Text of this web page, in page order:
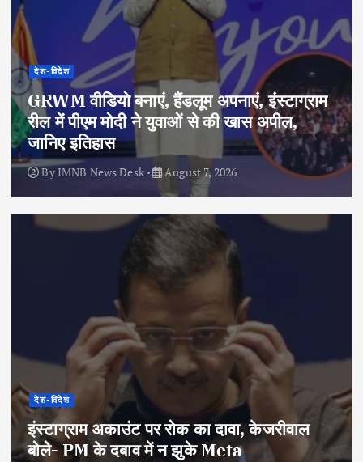
देश-विदेश
GRWM वीडियो बनाएं, हैंडलूम अपनाएं, इंस्टाग्राम
रील में पीएम मोदी ने युवाओं से की खास अपील,
जानिए इतिहास
By IMNB News Desk August 7, 2026
देश-विदेश
इंस्टाग्राम अकाउंट पर रोक का दावा, केजरीवाल
बोले- PM के दबाव में न झुके Meta